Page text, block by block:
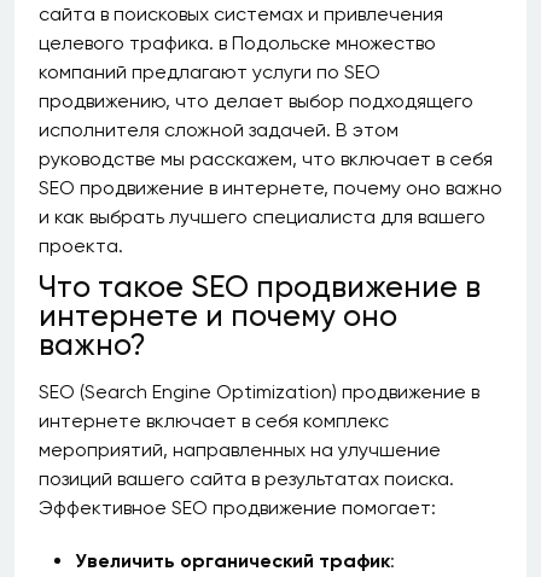
сайта в поисковых системах и привлечения
целевого трафика. в Подольске множество
компаний предлагают услуги по SEO
продвижению, что делает выбор подходящего
исполнителя сложной задачей. В этом
руководстве мы расскажем, что включает в себя
SEO продвижение в интернете, почему оно важно
и как выбрать лучшего специалиста для вашего
проекта.
Что такое SEO продвижение в
интернете и почему оно
важно?
SEO (Search Engine Optimization) продвижение в
интернете включает в себя комплекс
мероприятий, направленных на улучшение
позиций вашего сайта в результатах поиска.
Эффективное SEO продвижение помогает:
Увеличить органический трафик: